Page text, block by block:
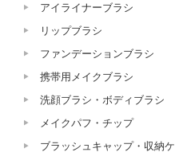
アイライナーブラシ
リップブラシ
ファンデーションブラシ
携帯用メイクブラシ
洗顔ブラシ・ボディブラシ
メイクパフ・チップ
ブラッシュキャップ・収納ケ